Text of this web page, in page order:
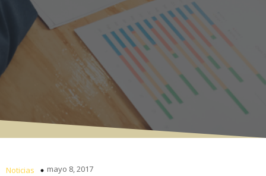
Noticias mayo 8, 2017